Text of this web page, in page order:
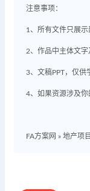
注意事项：
1、所有文件只展示
2、作品中主体文
3、文稿PPT，仅供
4、如果资源涉及
FA方案网 » 地产项